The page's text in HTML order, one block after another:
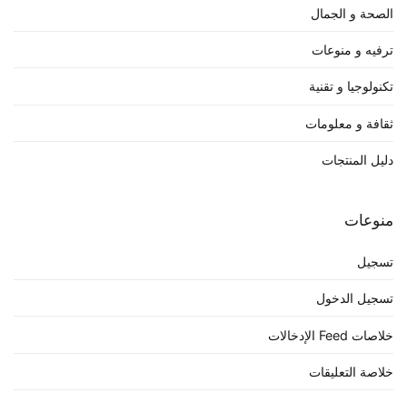
الصحة و الجمال
ترفيه و منوعات
تكنولوجيا و تقنية
ثقافة و معلومات
دليل المنتجات
منوعات
تسجيل
تسجيل الدخول
خلاصات Feed الإدخالات
خلاصة التعليقات